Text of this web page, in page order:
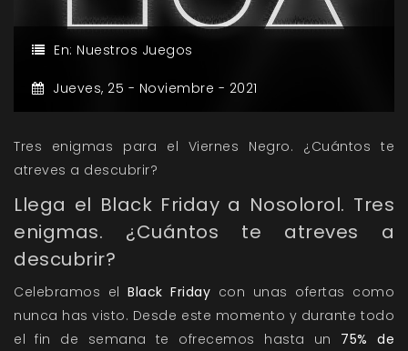
En: Nuestros Juegos
Jueves, 25 - Noviembre - 2021
Tres enigmas para el Viernes Negro. ¿Cuántos te
atreves a descubrir?
Llega el Black Friday a Nosolorol. Tres
enigmas. ¿Cuántos te atreves a
descubrir?
Celebramos el Black Friday con unas ofertas como
nunca has visto. Desde este momento y durante todo
el fin de semana te ofrecemos hasta un 75% de